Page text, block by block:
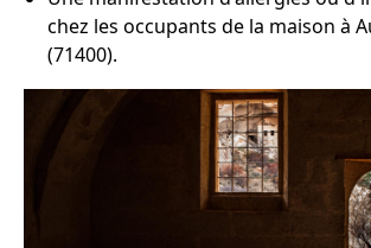
chez les occupants de la maison à
(71400).